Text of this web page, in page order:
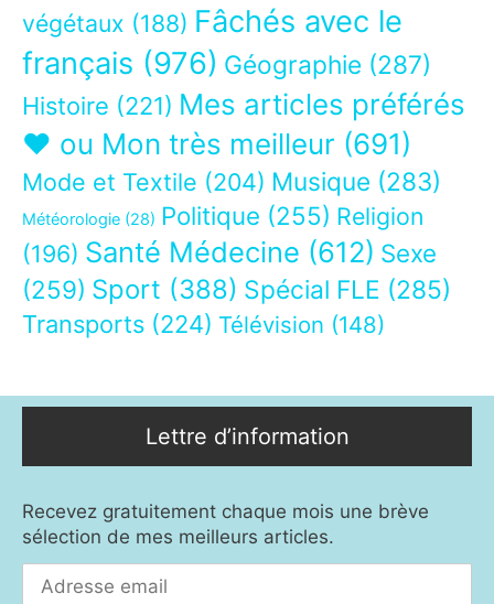
végétaux (188) Fâchés avec le
français (976) Géographie (287)
Histoire (221) Mes articles préférés
❤ ou Mon très meilleur (691)
Mode et Textile (204) Musique (283)
Météorologie (28) Politique (255) Religion
(196) Santé Médecine (612) Sexe
(259) Sport (388) Spécial FLE (285)
Transports (224) Télévision (148)
Lettre d’information
Recevez gratuitement chaque mois une brève
sélection de mes meilleurs articles.